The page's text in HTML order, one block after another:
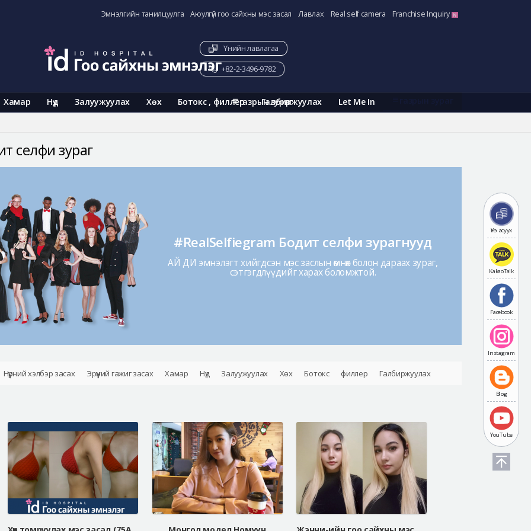
Эмнэлгийн танилцуулга Аюулгүй гоо сайхны мэс засал Лавлах Real self camera Franchise Inquiry
Хамар Нүд Залуужуулах Хөх Ботокс , филлер Галбиржуулах Let Me In
газрын зураг
Үнийн лавлагаа
+82-2-3496-9782
Үнэ асуух
KakaoTalk
Facebook
Instagram
Blog
YouTube
селфи зураг
#RealSelfiegram Бодит селфи зурагнууд
АЙ ДИ эмнэлэгт хийгдсэн мэс заслын өмнөх болон дараах зураг,
сэтгэгдлүүдийг харах боломжтой.
Нүүрний хэлбэр засах Эрүүний гажиг засах Хамар Нүд Залуужуулах Хөх Ботокс филлер Галбиржуулах